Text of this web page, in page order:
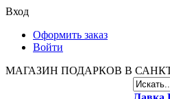
Вход
Оформить заказ
Войти
МАГАЗИН ПОДАРКОВ В